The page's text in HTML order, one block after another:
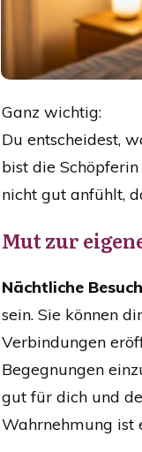
Ganz wichtig:
Du entscheidest,
bist die
nicht gut anfühlt,
Mut zur
Nächtliche
sein. Sie können
Verbindungen
Begegnungen
gut für dich und
Wahrnehmung